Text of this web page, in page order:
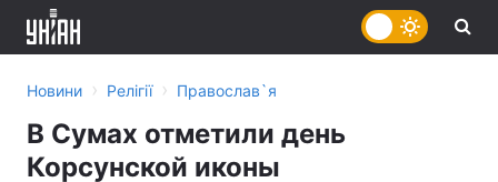
Новини › Релігії › Православ`я
В Сумах отметили день
Корсунской иконы